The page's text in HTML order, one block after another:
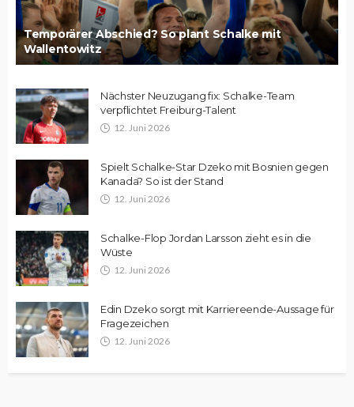
Temporärer Abschied? So plant Schalke mit
Wallentowitz
Nächster Neuzugang fix: Schalke-Team
verpflichtet Freiburg-Talent
12. Juni 2026
Spielt Schalke-Star Dzeko mit Bosnien gegen
Kanada? So ist der Stand
12. Juni 2026
Schalke-Flop Jordan Larsson zieht es in die
Wüste
12. Juni 2026
Edin Dzeko sorgt mit Karriereende-Aussage für
Fragezeichen
12. Juni 2026